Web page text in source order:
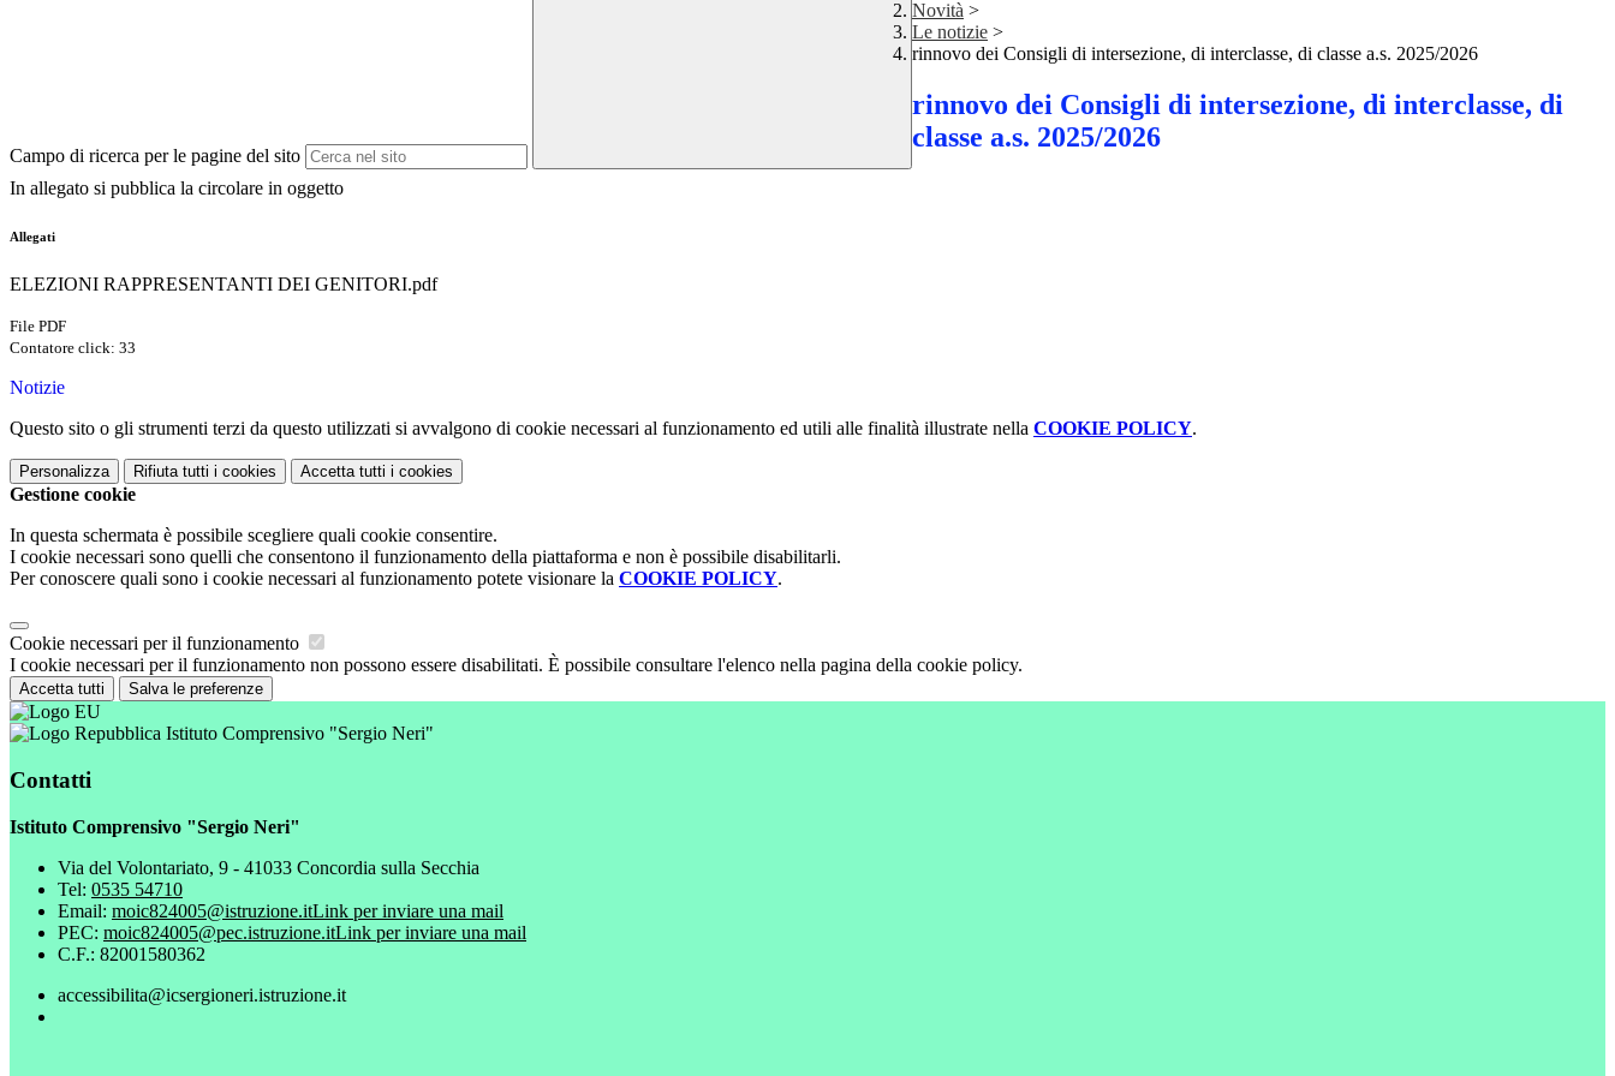
Campo di ricerca per le pagine del sito
Novità >
Le notizie >
rinnovo dei Consigli di intersezione, di interclasse, di classe a.s. 2025/2026
rinnovo dei Consigli di intersezione, di interclasse, di
classe a.s. 2025/2026
In allegato si pubblica la circolare in oggetto
Allegati
ELEZIONI RAPPRESENTANTI DEI GENITORI.pdf
File PDF
Contatore click: 33
Notizie
Questo sito o gli strumenti terzi da questo utilizzati si avvalgono di cookie necessari al funzionamento ed utili alle finalità illustrate nella COOKIE POLICY.
Personalizza Rifiuta tutti i cookies Accetta tutti i cookies
Gestione cookie
In questa schermata è possibile scegliere quali cookie consentire.
I cookie necessari sono quelli che consentono il funzionamento della piattaforma e non è possibile disabilitarli.
Per conoscere quali sono i cookie necessari al funzionamento potete visionare la COOKIE POLICY.
Cookie necessari per il funzionamento
I cookie necessari per il funzionamento non possono essere disabilitati. È possibile consultare l'elenco nella pagina della cookie policy.
Accetta tutti Salva le preferenze
Istituto Comprensivo "Sergio Neri"
Contatti
Istituto Comprensivo "Sergio Neri"
Via del Volontariato, 9 - 41033 Concordia sulla Secchia
Tel: 0535 54710
Email: moic824005@istruzione.itLink per inviare una mail
PEC: moic824005@pec.istruzione.itLink per inviare una mail
C.F.: 82001580362
accessibilita@icsergioneri.istruzione.it